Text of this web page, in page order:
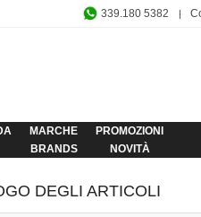
339.180 5382
MARCHE
BRANDS
PROMOZIONI
NOVITÀ
DEGLI ARTICOLI